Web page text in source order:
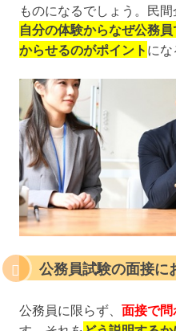
ものになるでしょう。民
自分の体験からなぜ公務
からせるのがポイント にな
公務員試験の面接に
公務員に限らず、 面接で